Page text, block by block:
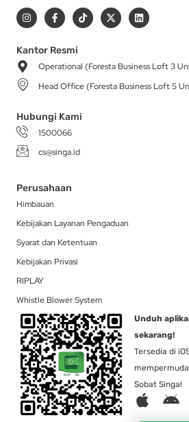
I
n
s
a
g
r
a
m
F
a
c
b
o
-
T
i
k
X
-
t
t
r
L
i
n
i
Kantor Resmi
Operational (Foresta Business Loft 3
Head Office (Foresta Business Loft 5
Hubungi Kami
1500066
cs@singa.id
Perusahaan
Himbauan
Kebijakan Layanan Pengaduan
Syarat dan Ketentuan
Kebijakan Privasi
RIPLAY
Whistle Blower System
Unduh
sekarang!
Tersedia di
Sobat Singa!
A
A